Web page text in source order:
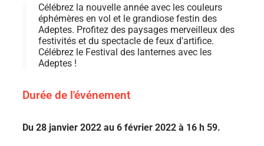
Célébrez la nouvelle année avec les couleurs
éphémères en vol et le grandiose festin des
Adeptes. Profitez des paysages merveilleux des
festivités et du spectacle de feux d'artifice.
Célébrez le Festival des lanternes avec les
Adeptes !
Durée de l'événement
Du 28 janvier 2022 au 6 février 2022 à 16 h 59.